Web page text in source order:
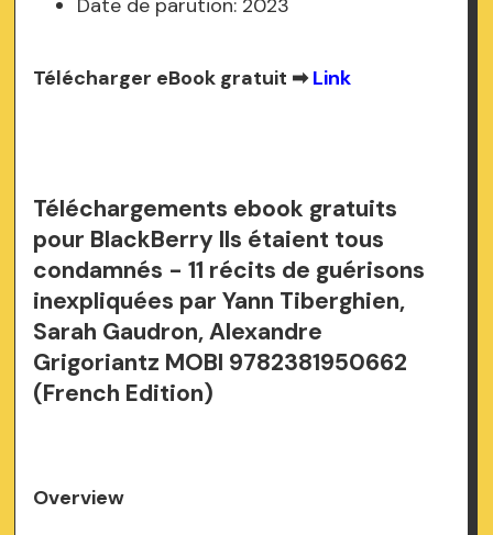
Télécharger eBook gratuit ➡Link
Téléchargements ebook gratuits
pour BlackBerry Ils étaient tous
condamnés - 11 récits de guérisons
inexpliquées par Yann Tiberghien,
Sarah Gaudron, Alexandre
Grigoriantz MOBI 9782381950662
(French Edition)
Overview